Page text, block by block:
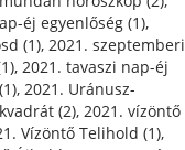
éj egyenlőség (1),
(1), 2021. szeptemberi
, 2021. tavaszi nap-éj
, 2021. Uránusz-
(2), 2021. vízöntő
Vízöntő Telihold (1),